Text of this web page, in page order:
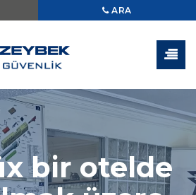
ARA
bir otelde